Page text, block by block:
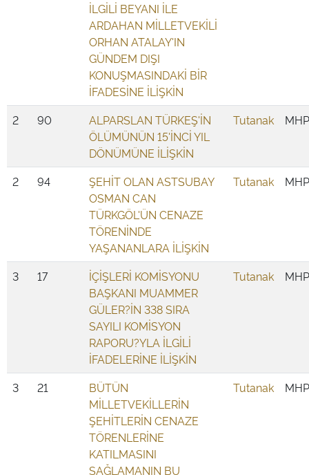
İLGİLİ BEYANI İLE
ARDAHAN MİLLETVEKİLİ
ORHAN ATALAY'IN
GÜNDEM DIŞI
KONUŞMASINDAKİ BİR
İFADESİNE İLİŞKİN
2 90
ALPARSLAN TÜRKEŞ'İN
ÖLÜMÜNÜN 15'İNCİ YIL
DÖNÜMÜNE İLİŞKİN
Tutanak MHP
2 94
ŞEHİT OLAN ASTSUBAY
OSMAN CAN
TÜRKGÖL'ÜN CENAZE
TÖRENİNDE
YAŞANANLARA İLİŞKİN
Tutanak MHP
3 17
İÇİŞLERİ KOMİSYONU
BAŞKANI MUAMMER
GÜLER?İN 338 SIRA
SAYILI KOMİSYON
RAPORU?YLA İLGİLİ
İFADELERİNE İLİŞKİN
Tutanak MHP
3 21
BÜTÜN
MİLLETVEKİLLERİN
ŞEHİTLERİN CENAZE
TÖRENLERİNE
KATILMASINI
SAĞLAMANIN BU
Tutanak MHP